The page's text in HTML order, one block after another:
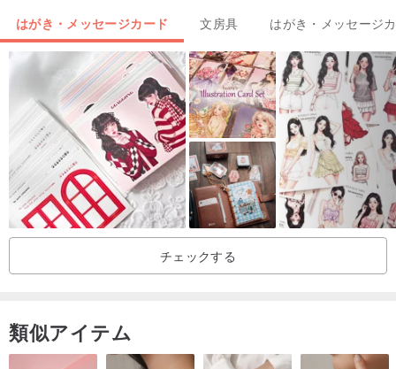
シンセエレメントアイコン38種
発送方式：定型郵便／ポストカード／ギフト同封 他
サイズ：148×100mm(はがきサイズ）
※官製ハガキより少し薄め
※ポストカードの色合いは画面上と多少の違いがあります。ご了承く
ださい
はがき・メッセージカード 文房具 はがき・メッセージ
チェックする
類似アイテム